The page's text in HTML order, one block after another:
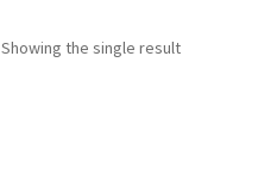
Showing the single result